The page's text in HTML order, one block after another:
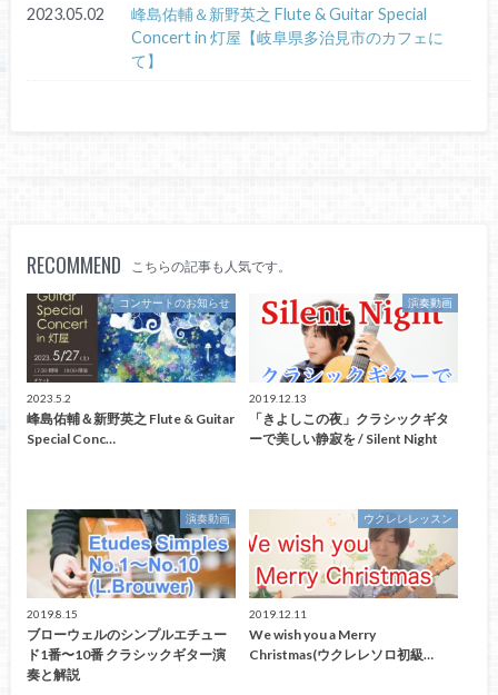
2023.05.02
峰島佑輔＆新野英之 Flute & Guitar Special
Concert in 灯屋【岐阜県多治見市のカフェに
て】
RECOMMEND こちらの記事も人気です。
コンサートのお知らせ
2023.5.2
峰島佑輔＆新野英之 Flute & Guitar
Special Conc…
演奏動画
2019.12.13
「きよしこの夜」クラシックギタ
ーで美しい静寂を / Silent Night
演奏動画
2019.8.15
ブローウェルのシンプルエチュー
ド1番〜10番 クラシックギター演
奏と解説
ウクレレレッスン
2019.12.11
We wish you a Merry
Christmas(ウクレレソロ初級…